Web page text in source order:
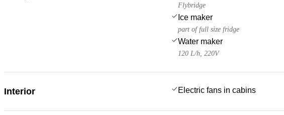
Flybridge
Ice maker
part of full size fridge
Water maker
120 L/h, 220V
Interior Electric fans in cabins